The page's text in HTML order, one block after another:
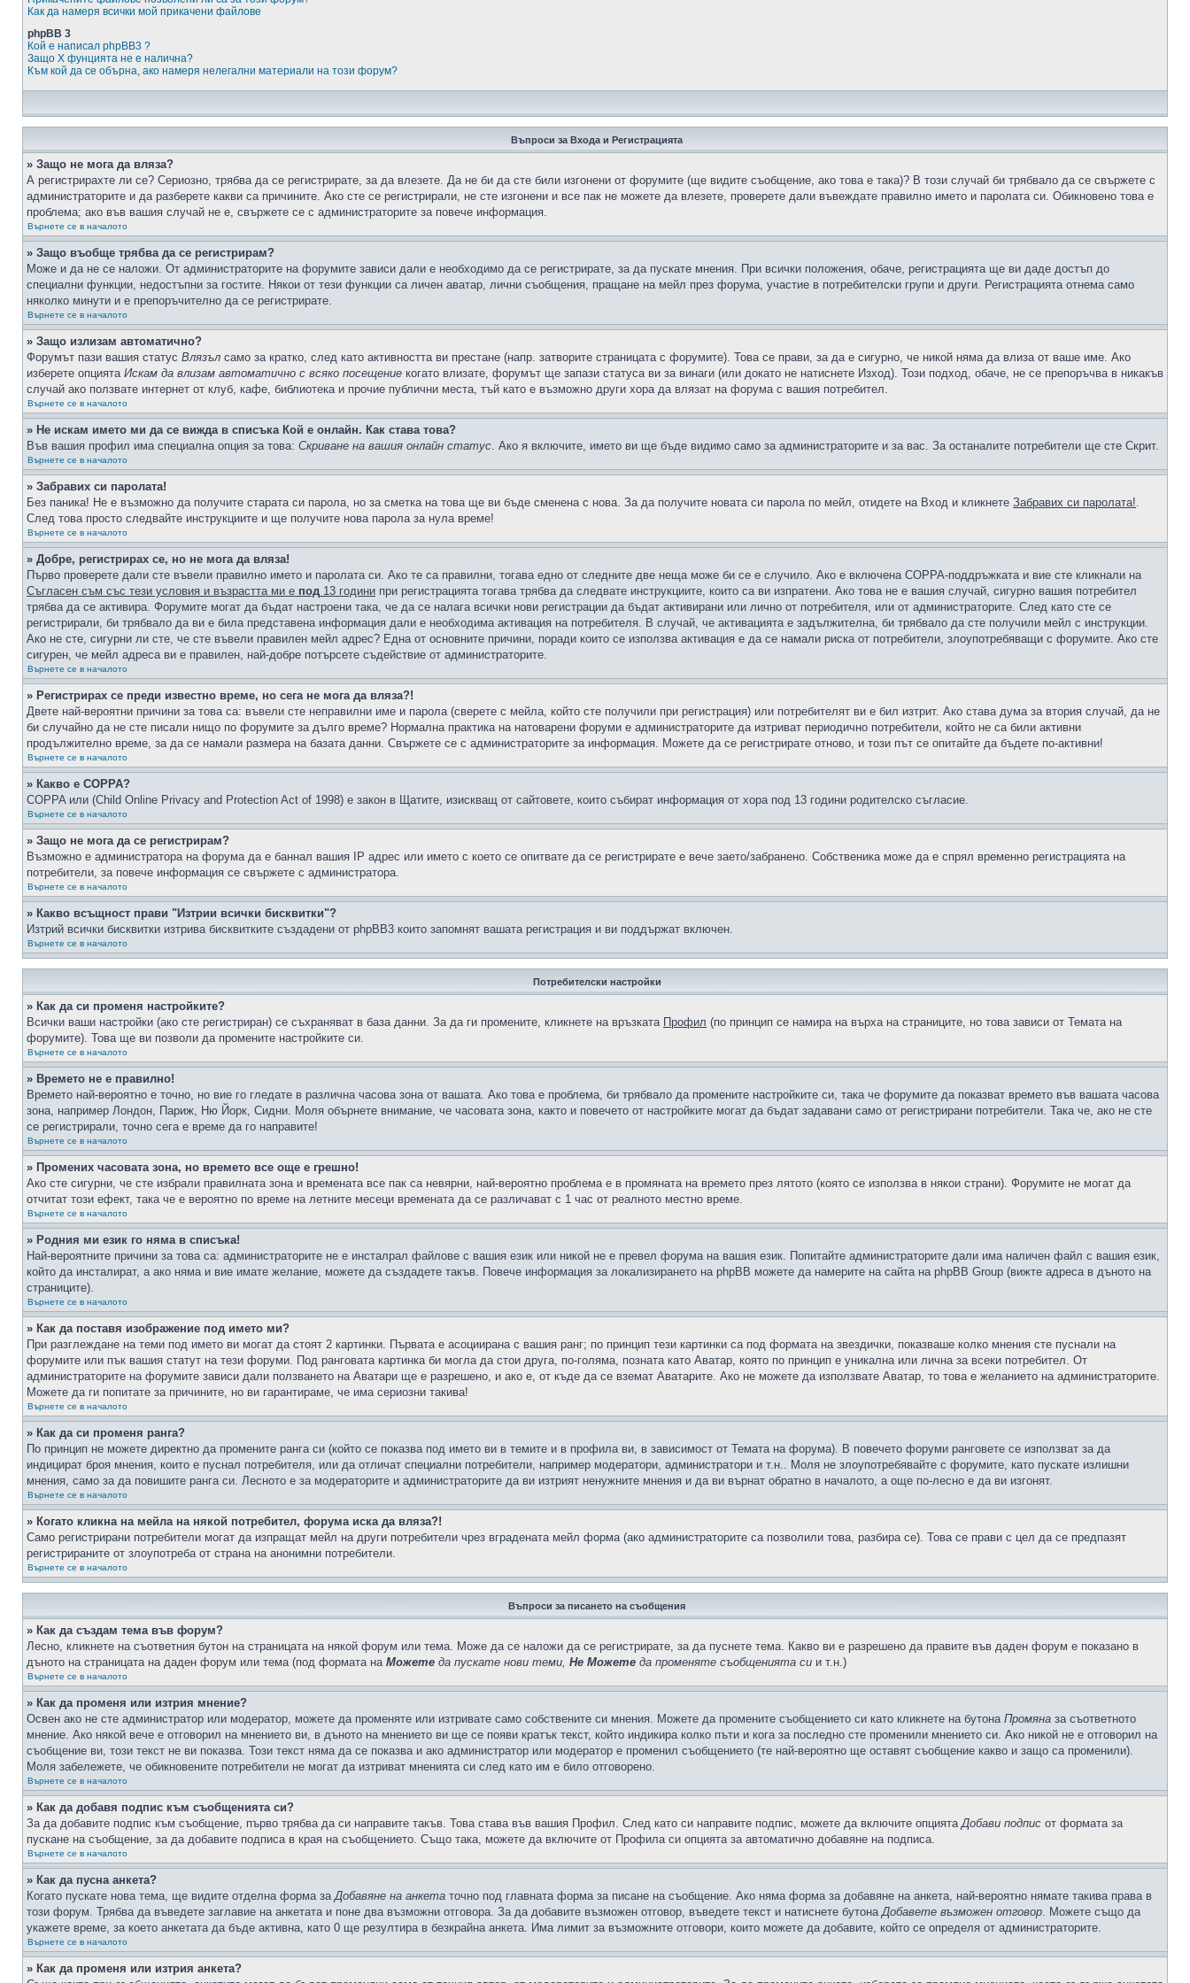
Как да намеря всички мой прикачени файлове
phpBB 3
Кой е написал phpBB3 ?
Защо X фунцията не е налична?
Към кой да се обърна, ако намеря нелегални материали на този форум?
Въпроси за Входа и Регистрацията
» Защо не мога да вляза?
А регистрирахте ли се? Сериозно, трябва да се регистрирате, за да влезете. Да не би да сте били изгонени от форумите (ще видите съобщение, ако това е така)? В този случай би трябвало да се свържете с
администраторите и да разберете какви са причините. Ако сте се регистрирали, не сте изгонени и все пак не можете да влезете, проверете дали въвеждате правилно името и паролата си. Обикновено това е
проблема; ако във вашия случай не е, свържете се с администраторите за повече информация.
Върнете се в началото
» Защо въобще трябва да се регистрирам?
Може и да не се наложи. От администраторите на форумите зависи дали е необходимо да се регистрирате, за да пускате мнения. При всички положения, обаче, регистрацията ще ви даде достъп до
специални функции, недостъпни за гостите. Някои от тези функции са личен аватар, лични съобщения, пращане на мейл през форума, участие в потребителски групи и други. Регистрацията отнема само
няколко минути и е препоръчително да се регистрирате.
Върнете се в началото
» Защо излизам автоматично?
Форумът пази вашия статус Влязъл само за кратко, след като активността ви престане (напр. затворите страницата с форумите). Това се прави, за да е сигурно, че никой няма да влиза от ваше име. Ако
изберете опцията Искам да влизам автоматично с всяко посещение когато влизате, форумът ще запази статуса ви за винаги (или докато не натиснете Изход). Този подход, обаче, не се препоръчва в никакъв
случай ако ползвате интернет от клуб, кафе, библиотека и прочие публични места, тъй като е възможно други хора да влязат на форума с вашия потребител.
Върнете се в началото
» Не искам името ми да се вижда в списъка Кой е онлайн. Как става това?
Във вашия профил има специална опция за това: Скриване на вашия онлайн статус. Ако я включите, името ви ще бъде видимо само за администраторите и за вас. За останалите потребители ще сте Скрит.
Върнете се в началото
» Забравих си паролата!
Без паника! Не е възможно да получите старата си парола, но за сметка на това ще ви бъде сменена с нова. За да получите новата си парола по мейл, отидете на Вход и кликнете Забравих си паролата!.
След това просто следвайте инструкциите и ще получите нова парола за нула време!
Върнете се в началото
» Добре, регистрирах се, но не мога да вляза!
Първо проверете дали сте въвели правилно името и паролата си. Ако те са правилни, тогава едно от следните две неща може би се е случило. Ако е включена COPPA-поддръжката и вие сте кликнали на
Съгласен съм със тези условия и възрастта ми е под 13 години при регистрацията тогава трябва да следвате инструкциите, които са ви изпратени. Ако това не е вашия случай, сигурно вашия потребител
трябва да се активира. Форумите могат да бъдат настроени така, че да се налага всички нови регистрации да бъдат активирани или лично от потребителя, или от администраторите. След като сте се
регистрирали, би трябвало да ви е била представена информация дали е необходима активация на потребителя. В случай, че активацията е задължителна, би трябвало да сте получили мейл с инструкции.
Ако не сте, сигурни ли сте, че сте въвели правилен мейл адрес? Една от основните причини, поради които се използва активация е да се намали риска от потребители, злоупотребяващи с форумите. Ако сте
сигурен, че мейл адреса ви е правилен, най-добре потърсете съдействие от администраторите.
Върнете се в началото
» Регистрирах се преди известно време, но сега не мога да вляза?!
Двете най-вероятни причини за това са: въвели сте неправилни име и парола (сверете с мейла, който сте получили при регистрация) или потребителят ви е бил изтрит. Ако става дума за втория случай, да не
би случайно да не сте писали нищо по форумите за дълго време? Нормална практика на натоварени форуми е администраторите да изтриват периодично потребители, който не са били активни
продължително време, за да се намали размера на базата данни. Свържете се с администраторите за информация. Можете да се регистрирате отново, и този път се опитайте да бъдете по-активни!
Върнете се в началото
» Какво е COPPA?
COPPA или (Child Online Privacy and Protection Act of 1998) е закон в Щатите, изискващ от сайтовете, които събират информация от хора под 13 години родителско съгласие.
Върнете се в началото
» Защо не мога да се регистрирам?
Възможно е администратора на форума да е баннал вашия IP адрес или името с което се опитвате да се регистрирате е вече заето/забранено. Собственика може да е спрял временно регистрацията на
потребители, за повече информация се свържете с администратора.
Върнете се в началото
» Какво всъщност прави "Изтрии всички бисквитки"?
Изтрий всички бисквитки изтрива бисквитките създадени от phpBB3 които запомнят вашата регистрация и ви поддържат включен.
Върнете се в началото
Потребителски настройки
» Как да си променя настройките?
Всички ваши настройки (ако сте регистриран) се съхраняват в база данни. За да ги промените, кликнете на връзката Профил (по принцип се намира на върха на страниците, но това зависи от Темата на
форумите). Това ще ви позволи да промените настройките си.
Върнете се в началото
» Времето не е правилно!
Времето най-вероятно е точно, но вие го гледате в различна часова зона от вашата. Ако това е проблема, би трябвало да промените настройките си, така че форумите да показват времето във вашата часова
зона, например Лондон, Париж, Ню Йорк, Сидни. Моля обърнете внимание, че часовата зона, както и повечето от настройките могат да бъдат задавани само от регистрирани потребители. Така че, ако не сте
се регистрирали, точно сега е време да го направите!
Върнете се в началото
» Промених часовата зона, но времето все още е грешно!
Ако сте сигурни, че сте избрали правилната зона и времената все пак са невярни, най-вероятно проблема е в промяната на времето през лятото (която се използва в някои страни). Форумите не могат да
отчитат този ефект, така че е вероятно по време на летните месеци времената да се различават с 1 час от реалното местно време.
Върнете се в началото
» Родния ми език го няма в списъка!
Най-вероятните причини за това са: администраторите не е инсталрал файлове с вашия език или никой не е превел форума на вашия език. Попитайте администраторите дали има наличен файл с вашия език,
който да инсталират, а ако няма и вие имате желание, можете да създадете такъв. Повече информация за локализирането на phpBB можете да намерите на сайта на phpBB Group (вижте адреса в дъното на
страниците).
Върнете се в началото
» Как да поставя изображение под името ми?
При разглеждане на теми под името ви могат да стоят 2 картинки. Първата е асоциирана с вашия ранг; по принцип тези картинки са под формата на звездички, показваше колко мнения сте пуснали на
форумите или пък вашия статут на тези форуми. Под ранговата картинка би могла да стои друга, по-голяма, позната като Аватар, която по принцип е уникална или лична за всеки потребител. От
администраторите на форумите зависи дали ползването на Аватари ще е разрешено, и ако е, от къде да се вземат Аватарите. Ако не можете да използвате Аватар, то това е желанието на администраторите.
Можете да ги попитате за причините, но ви гарантираме, че има сериозни такива!
Върнете се в началото
» Как да си променя ранга?
По принцип не можете директно да промените ранга си (който се показва под името ви в темите и в профила ви, в зависимост от Темата на форума). В повечето форуми ранговете се използват за да
индицират броя мнения, които е пуснал потребителя, или да отличат специални потребители, например модератори, администратори и т.н.. Моля не злоупотребявайте с форумите, като пускате излишни
мнения, само за да повишите ранга си. Лесното е за модераторите и администраторите да ви изтрият ненужните мнения и да ви върнат обратно в началото, а още по-лесно е да ви изгонят.
Върнете се в началото
» Когато кликна на мейла на някой потребител, форума иска да вляза?!
Само регистрирани потребители могат да изпращат мейл на други потребители чрез вградената мейл форма (ако администраторите са позволили това, разбира се). Това се прави с цел да се предпазят
регистрираните от злоупотреба от страна на анонимни потребители.
Върнете се в началото
Въпроси за писането на съобщения
» Как да създам тема във форум?
Лесно, кликнете на съответния бутон на страницата на някой форум или тема. Може да се наложи да се регистрирате, за да пуснете тема. Какво ви е разрешено да правите във даден форум е показано в
дъното на страницата на даден форум или тема (под формата на Можете да пускате нови теми, Не Можете да променяте съобщенията си и т.н.)
Върнете се в началото
» Как да променя или изтрия мнение?
Освен ако не сте администратор или модератор, можете да променяте или изтривате само собствените си мнения. Можете да промените съобщението си като кликнете на бутона Промяна за съответното
мнение. Ако някой вече е отговорил на мнението ви, в дъното на мнението ви ще се появи кратък текст, който индикира колко пъти и кога за последно сте променили мнението си. Ако никой не е отговорил на
съобщение ви, този текст не ви показва. Този текст няма да се показва и ако администратор или модератор е променил съобщението (те най-вероятно ще оставят съобщение какво и защо са променили).
Моля забележете, че обикновените потребители не могат да изтриват мненията си след като им е било отговорено.
Върнете се в началото
» Как да добавя подпис към съобщенията си?
За да добавите подпис към съобщение, първо трябва да си направите такъв. Това става във вашия Профил. След като си направите подпис, можете да включите опциятаДобави подпис от формата за
пускане на съобщение, за да добавите подписа в края на съобщението. Също така, можете да включите от Профила си опцията за автоматично добавяне на подписа.
Върнете се в началото
» Как да пусна анкета?
Когато пускате нова тема, ще видите отделна форма заДобавяне на анкета точно под главната форма за писане на съобщение. Ако няма форма за добавяне на анкета, най-вероятно нямате такива права в
този форум. Трябва да въведете заглавие на анкетата и поне два възможни отговора. За да добавите възможен отговор, въведете текст и натиснете бутонаДобавете възможен отговор. Можете също да
укажете време, за което анкетата да бъде активна, като 0 ще резултира в безкрайна анкета. Има лимит за възможните отговори, които можете да добавите, който се определя от администраторите.
Върнете се в началото
» Как да променя или изтрия анкета?